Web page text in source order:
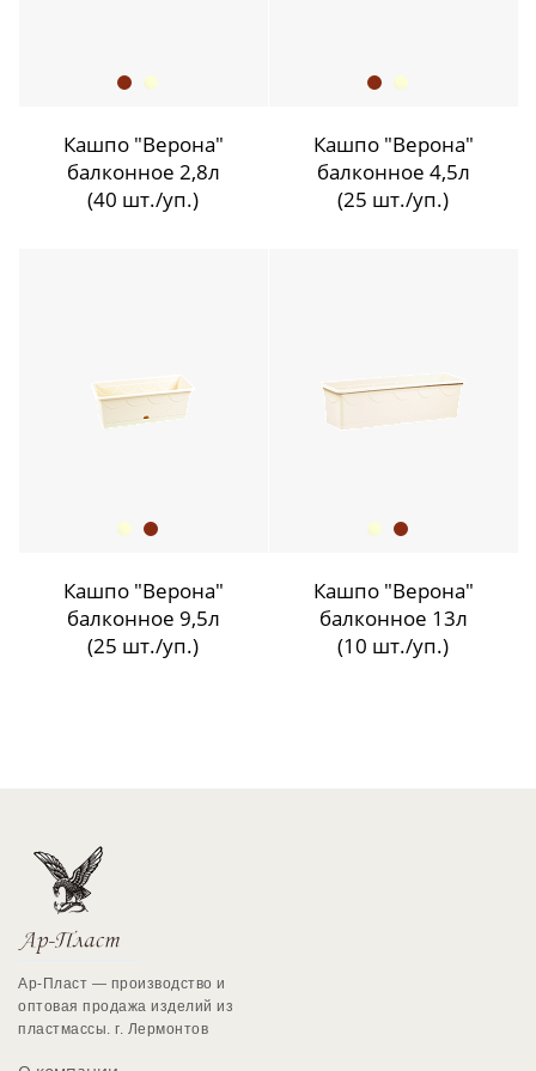
Кашпо "Верона"
балконное 2,8л
(40 шт./уп.)
Кашпо "Верона"
балконное 4,5л
(25 шт./уп.)
Кашпо "Верона"
балконное 9,5л
(25 шт./уп.)
Кашпо "Верона"
балконное 13л
(10 шт./уп.)
Ар-Пласт — производство и
оптовая продажа изделий из
пластмассы. г. Лермонтов